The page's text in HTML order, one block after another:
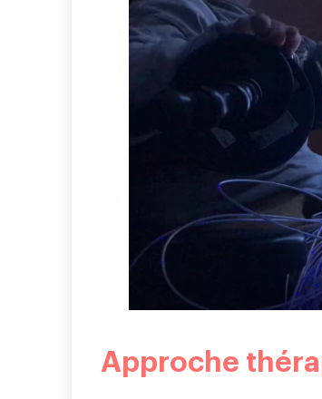
Approche